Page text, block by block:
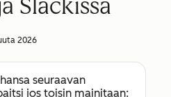
Slackissa
2026
seuraavan
jos toisin mainitaan: